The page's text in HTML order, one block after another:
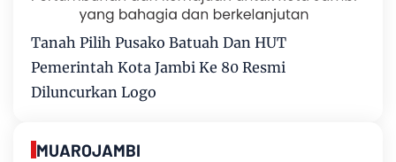
Tanah Pilih Pusako Batuah Dan HUT
Pemerintah Kota Jambi Ke 80 Resmi
Diluncurkan Logo
MUAROJAMBI